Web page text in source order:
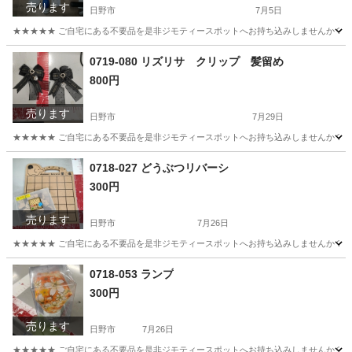
売ります 日野市 7月5日
★★★★★ ご自宅にある不要品を是非ジモティースポットへお持ち込みしませんか？
東京 日野市 現地
売ります
0719-080 リズリサ クリップ 髪留め
800円
日野市 7月29日
★★★★★ ご自宅にある不要品を是非ジモティースポットへお持ち込みしませんか？
東京 日野市 アクセサリー 現地
売ります
0718-027 どうぶつリバーシ
300円
日野市 7月26日
★★★★★ ご自宅にある不要品を是非ジモティースポットへお持ち込みしませんか？
東京 日野市 ボードゲーム 現地
売ります
0718-053 ランプ
300円
日野市 7月26日
★★★★★ ご自宅にある不要品を是非ジモティースポットへお持ち込みしませんか？